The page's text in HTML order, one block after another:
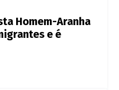
Homem-Aranha
e é